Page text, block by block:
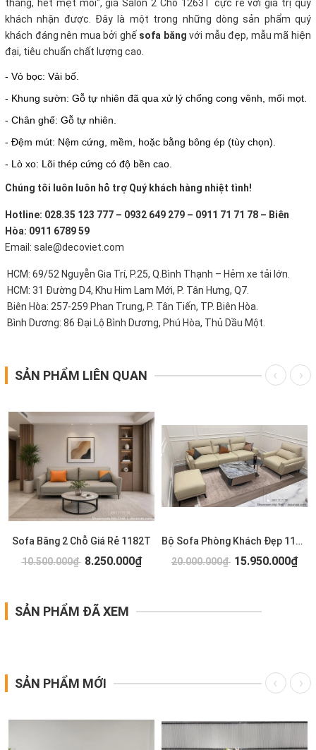
thẳng, hết mệt mỏi", giá Salon 2 Chỗ 1263T cực rẻ với giá trị quý
khách nhận được. Đây là một trong những dòng sản phẩm quý
khách đáng nên mua bởi ghế sofa băng với mẫu đẹp, mẫu mã hiện
đại, tiêu chuẩn chất lượng cao.
- Vỏ bọc: Vải bố.
- Khung sườn: Gỗ tự nhiên đã qua xử lý chống cong vênh, mối mọt.
- Chân ghế: Gỗ tự nhiên.
- Đệm mút: Nệm cứng, mềm, hoặc bằng bông ép (tùy chọn).
- Lò xo: Lõi thép cứng có độ bền cao.
Chúng tôi luôn luôn hỗ trợ Quý khách hàng nhiệt tình!
Hotline: 028.35 123 777 – 0932 649 279 – 0911 71 71 78 – Biên
Hòa: 0911 6789 59
Email: sale@decoviet.com
HCM: 69/52 Nguyễn Gia Trí, P.25, Q.Bình Thạnh – Hẻm xe tải lớn.
HCM: 31 Đường D4, Khu Him Lam Mới, P. Tân Hưng, Q7.
Biên Hòa: 257-259 Phan Trung, P. Tân Tiến, TP. Biên Hòa.
Bình Dương: 86 Đại Lộ Bình Dương, Phú Hòa, Thủ Dầu Một.
SẢN PHẨM LIÊN QUAN
Sofa Băng 2 Chỗ Giá Rẻ 1182T
10.500.000₫ 8.250.000₫
Bộ Sofa Phòng Khách Đẹp 1179T
20.000.000₫ 15.950.000₫
SẢN PHẨM ĐÃ XEM
SẢN PHẨM MỚI